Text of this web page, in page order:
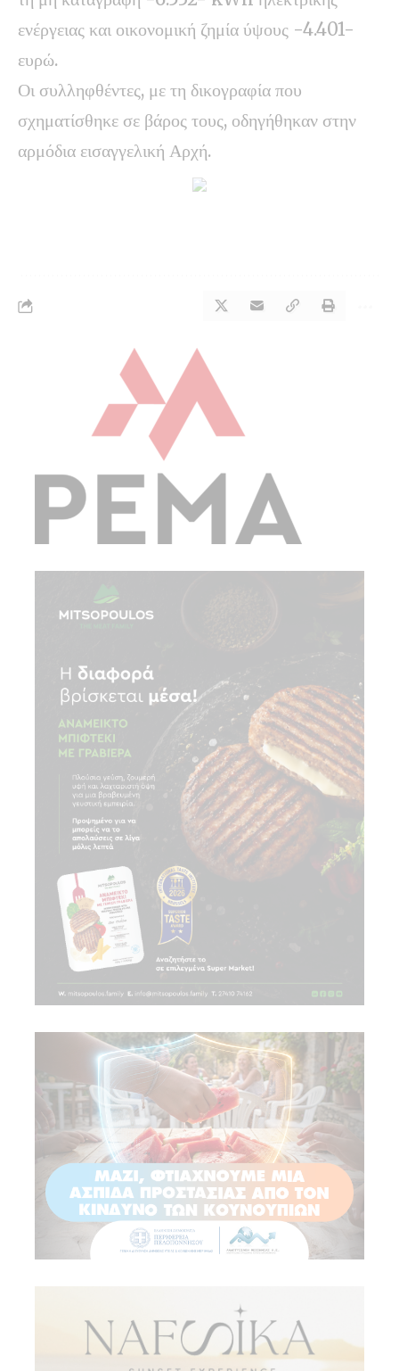
ενέργειας και οικονομική ζημία ύψους -4.401-
ευρώ.
Οι συλληφθέντες, με τη δικογραφία που
σχηματίσθηκε σε βάρος τους, οδηγήθηκαν στην
αρμόδια εισαγγελική Αρχή.